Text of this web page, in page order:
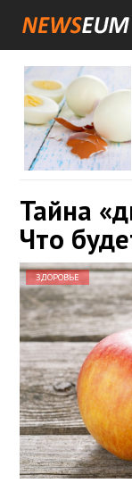
Тайна
Что
ЗДОРОВЬЕ